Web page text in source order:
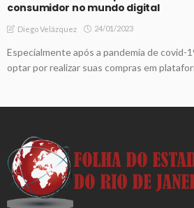
consumidor no mundo digital
Diego Velázquez 24/01/2023
Especialmente após a pandemia de covid-
optar por realizar suas compras em